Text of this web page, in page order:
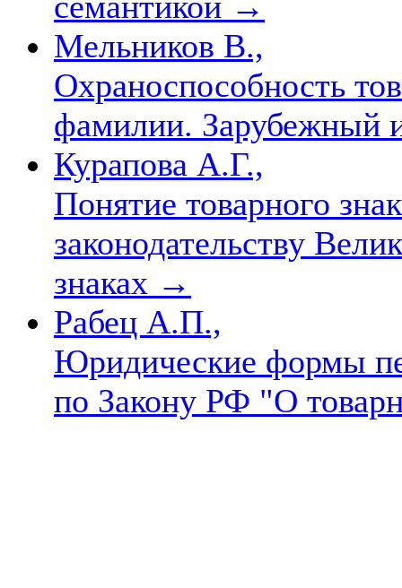
Мельников В.,
Охраноспособность
фамилии. Зарубежный
Курапова А.Г.,
Понятие товарного
законодательству
знаках →
Рабец А.П.,
Юридические формы
по Закону РФ "О